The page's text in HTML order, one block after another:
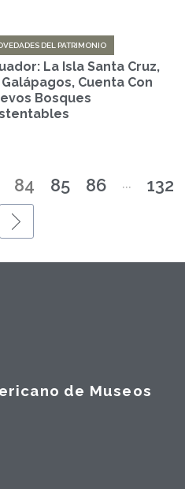
DEL PATRIMONIO
La Isla Santa Cruz,
Galápagos, Cuenta Con
Bosques
84 85 86 ... 132
de Museos